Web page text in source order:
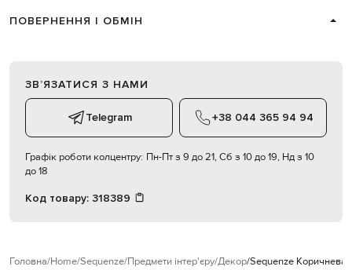
ПОВЕРНЕННЯ І ОБМІН
ЗВʼЯЗАТИСЯ З НАМИ
Telegram +38 044 365 94 94
Графік роботи колцентру: Пн-Пт з 9 до 21, Сб з 10 до 19, Нд з 10
до 18
Код товару: 318389
Головна Home Sequenze Предмети інтер'єру Декор Sequenze Коричнева